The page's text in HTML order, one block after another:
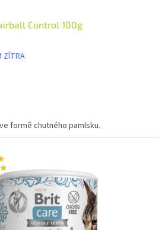
Control 100g
ZÍTRA
formě chutného pamlsku.